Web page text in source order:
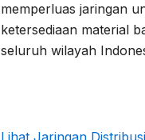
memperluas jaringan
ketersediaan material
seluruh wilayah
Lihat Jaringan Distribusi